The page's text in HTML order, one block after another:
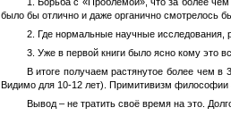
было бы отлично и даже органично смотрелось
2. Где нормальные научные исследования,
3. Уже в первой книги было ясно кому это
В итоге получаем растянутое более чем в
Видимо для 10-12 лет). Примитивизм философии
Вывод – не тратить своё время на это.